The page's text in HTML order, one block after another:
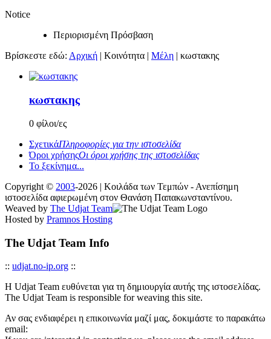
Notice
Περιορισμένη Πρόσβαση
Βρίσκεστε εδώ: Αρχική | Κοινότητα | Μέλη | κωστακης
κωστακης
0 φίλοι/ες
ΣχετικάΠληροφορίες για την ιστοσελίδα
Όροι χρήσηςΟι όροι χρήσης της ιστοσελίδας
Το ξεκίνημα...
Copyright © 2003-2026 | Κοιλάδα των Τεμπών - Ανεπίσημη
ιστοσελίδα αφιερωμένη στον Θανάση Παπακωνσταντίνου.
Weaved by The Udjat Team
Hosted by Pramnos Hosting
The Udjat Team Info
:: udjat.no-ip.org ::
Η Udjat Team ευθύνεται για τη δημιουργία αυτής της ιστοσελίδας.
The Udjat Team is responsible for weaving this site.
Αν σας ενδιαφέρει η επικοινωνία μαζί μας, δοκιμάστε το παρακάτω
email: